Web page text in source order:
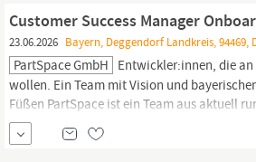
Customer Success Manager
23.06.2026 Bayern, Deggendorf Landkreis, 94469,
PartSpace GmbH Entwickler:innen, die
wollen. Ein Team mit Vision und
Füßen PartSpace ist ein Team aus aktuell
die mit Leidenschaft, technischer Tiefe und
arbeiten, die industrielle Wertschöpfung zu